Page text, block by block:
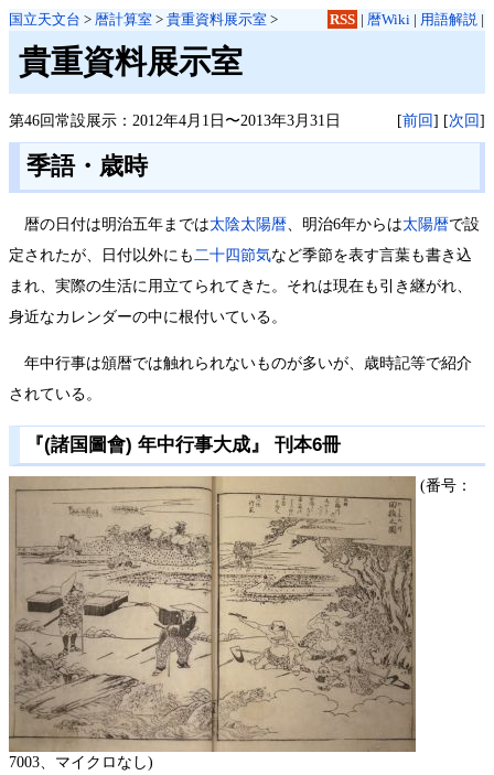
国立天文台 > 暦計算室 > 貴重資料展示室 > RSS | 暦Wiki| 用語解説|
貴重資料展示室
第46回常設展示：2012年4月1日〜2013年3月31日 [前回] [次回]
季語・歳時
暦の日付は明治五年までは太陰太陽暦 、明治6年からは太陽暦で設
定されたが、日付以外にも 二十四節気など季節を表す言葉も書き込
まれ、実際の生活に用立てられてきた。それは現在も引き継がれ、
身近なカレンダーの中に根付いている。
年中行事は頒暦では触れられないものが多いが、歳時記等で紹介
されている。
『(諸国圖會) 年中行事大成』 刊本6冊
(番号：
7003、マイクロなし)